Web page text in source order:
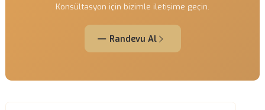
Bu rehberdeki her öneriyi sorumlu cerrahınızla doğrudan ilişkinin
planlı kontroller ve yazılı kilometre taşlarına önem verir.Gıdı lazer